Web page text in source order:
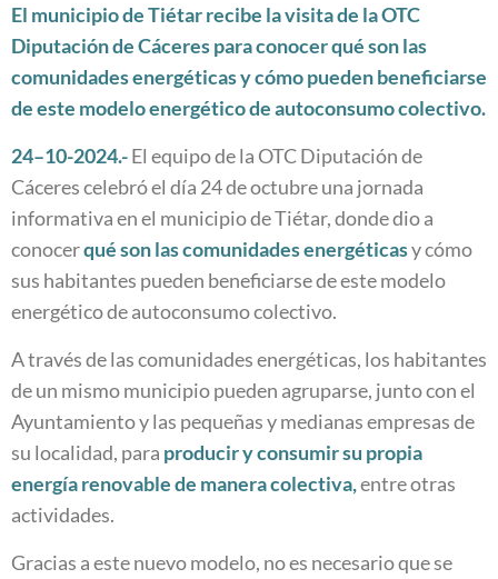
El municipio de Tiétar recibe la visita de la OTC
Diputación de Cáceres para conocer qué son las
comunidades energéticas y cómo pueden beneficiarse
de este modelo energético de autoconsumo colectivo.
24–10-2024.-El equipo de la OTC Diputación de
Cáceres celebró el día 24 de octubre una jornada
informativa en el municipio de Tiétar, donde dio a
conocerqué son lascomunidades energéticasy cómo
sus habitantes pueden beneficiarse de este modelo
energético de autoconsumo colectivo.
A través de las comunidades energéticas, los habitantes
de un mismo municipio pueden agruparse, junto con el
Ayuntamiento y las pequeñas y medianas empresas de
su localidad, para producir y consumir su propia
energía renovable de manera colectiva,entre otras
actividades.
Gracias a este nuevo modelo, no es necesario que se